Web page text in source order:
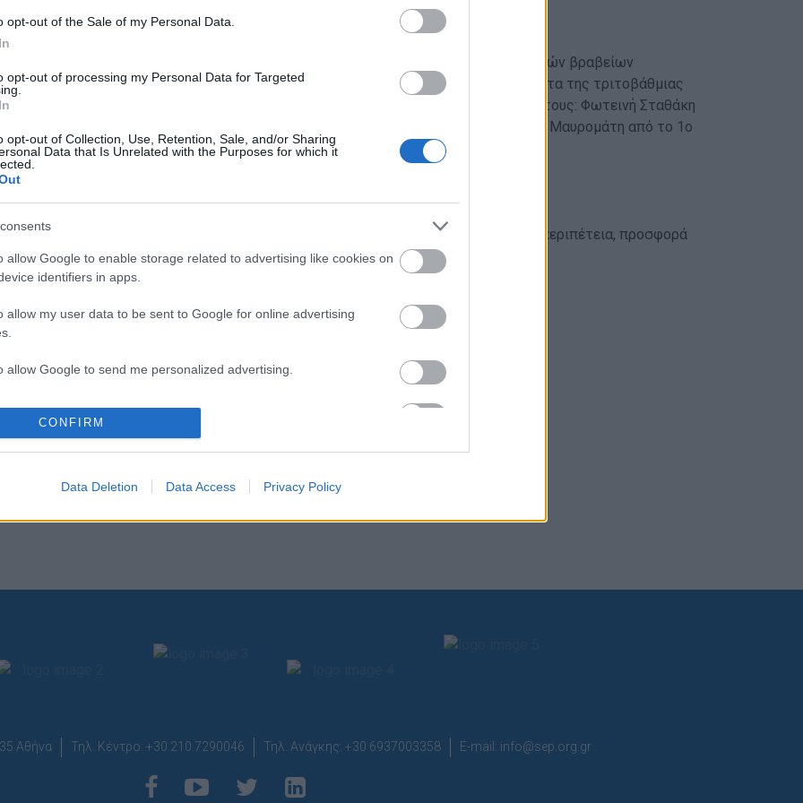
opt-out of the Sale of my Personal Data.
opt-out of processing my Personal Data for Targeted
opt-out of Collection, Use, Retention, Sale, and/or Sharing
Data that Is Unrelated with the Purposes for which it
allow Google to enable storage related to advertising like cookies on
identifiers in apps.
allow my user data to be sent to Google for online advertising
allow Google to send me personalized advertising.
allow Google to enable storage related to analytics like cookies on
identifiers in apps.
allow Google to enable storage related to personalization.
CONFIRM
Data Deletion Data Access Privacy Policy
της εκδήλωσης πραγματοποιήθηκε και η καθιερωμένη απονομή των χρηματικών βραβείων
Βερσής», σε τέσσερις (3) αριστούχους Ανιχνευτές μας, που πέρασαν σε ιδρύματα της τριτοβάθμιας
Τα βραβεία απονεμήθηκαν από τον Πρόεδρο του Δ.Σ. και τον Γενικό Έφορο στους: Φωτεινή Σταθάκη
41ο Σ.Π. Αμπελοκήπων, Ηλία Αγγελόπουλο από το 1ο Σ.Π. Αμαρουσίου και Σωτήριο Μαυρομάτη από το 1ο
Αρτάκης.
σε όλους καλή χρονιά με πολλές και δημιουργικές δράσεις, γεμάτες παιχνίδι, περιπέτεια, προσφορά
Αθήνα Τηλ. Κέντρο: +30 210.7290046 Τηλ. Ανάγκης: +30 6937003358 E-mail: info@sep.org.gr